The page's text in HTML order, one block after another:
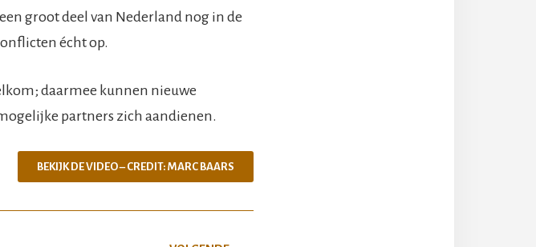
groot deel van Nederland nog in de
écht op.
daarmee kunnen nieuwe
partners zich aandienen.
BEKIJK DE VIDEO – CREDIT: MARC BAARS